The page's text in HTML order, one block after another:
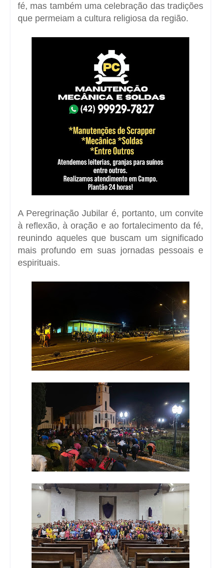
fé, mas também uma celebração das tradições
que permeiam a cultura religiosa da região.
A Peregrinação Jubilar é, portanto, um convite
à reflexão, à oração e ao fortalecimento da fé,
reunindo aqueles que buscam um significado
mais profundo em suas jornadas pessoais e
espirituais.